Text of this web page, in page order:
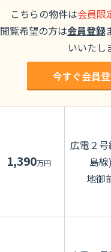
こちらの物件は会員限
閲覧希望の方は会員登録
いいたし
今すぐ会員
1,390万円
広電２
島線)
地御